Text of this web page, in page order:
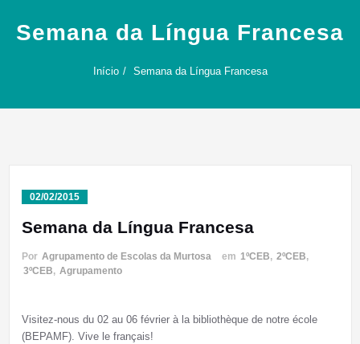
Semana da Língua Francesa
Início Semana da Língua Francesa
02/02/2015
Semana da Língua Francesa
Por Agrupamento de Escolas da Murtosa em 1ºCEB, 2ºCEB,
3ºCEB, Agrupamento
Visitez-nous du 02 au 06 février à la bibliothèque de notre école
(BEPAMF). Vive le français!